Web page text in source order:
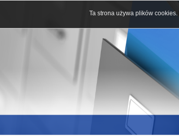
Ta strona używa plików cookies.